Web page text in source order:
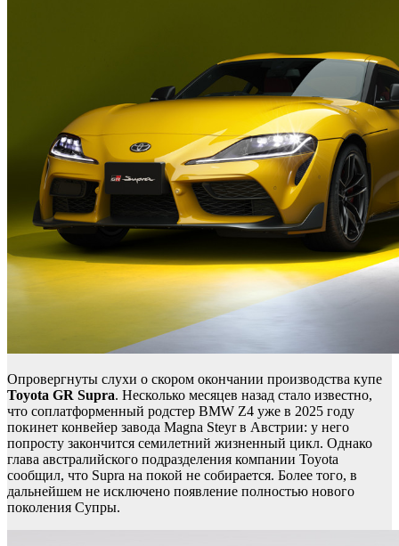
Опровергнуты слухи о скором окончании производства купе
Toyota GR Supra. Несколько месяцев назад стало известно,
что соплатформенный родстер BMW Z4 уже в 2025 году
покинет конвейер завода Magna Steyr в Австрии: у него
попросту закончится семилетний жизненный цикл. Однако
глава австралийского подразделения компании Toyota
сообщил, что Supra на покой не собирается. Более того, в
дальнейшем не исключено появление полностью нового
поколения Супры.